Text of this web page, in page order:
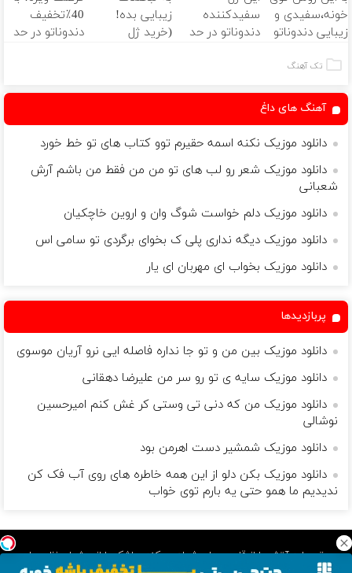
خونه،سفیدی و
زیبایی دندوناتو
سفیدکننده
دندوناتو در حد
زیبایی بده!
(خرید ژل
40٪تخفیف
دندوناتو در حد
تک آهنگ
آهنگ های داغ
دانلود موزیک نکنه اسمه حقیرم توو کتاب های تو خط خورد
دانلود موزیک شعر رو لب های تو من من فقط من باشم آرش
شعبانی
دانلود موزیک دلم خواست شوگ وان و اروین خاچکیان
دانلود موزیک دیگه نداری پلی ک بخوای برگردی تو سامی اس
دانلود موزیک بخواب ای مهربان ای یار
پربازدیدها
دانلود موزیک بین من و تو جا نداره فاصله ایی نرو آریان موسوی
دانلود موزیک سایه ی تو رو سر من علیرضا دهقانی
دانلود موزیک من که دنی تی وستی کر غش کنم امیرحسین
نوشالی
دانلود موزیک شمشیر دست اهرمن بود
دانلود موزیک بکن دلو از این همه خاطره های روی آب فک کن
ندیدیم ما همو حتی یه بارم توی خواب
موسیقی باید آتش را از قلب مردان شعله ور کند و اشک را از چشمان زنان جاری
سازد